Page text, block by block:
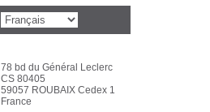
78 bd du Général Leclerc
CS 80405
59057 ROUBAIX Cedex 1
France